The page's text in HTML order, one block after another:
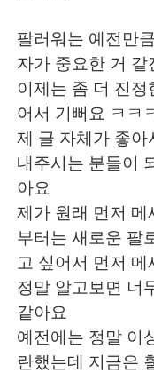
Türkçe
Português
팔러워는 예전만
자가 중요한 거 같
이제는 좀 더 진
어서 기뻐요 ㅋㅋ
제 글 자체가 좋아
내주시는 분들이
아요
제가 원래 먼저
부터는 새로운 팔
고 싶어서 먼저 메
정말 알고보면 너
같아요
예전에는 정말 이
란했는데 지금은